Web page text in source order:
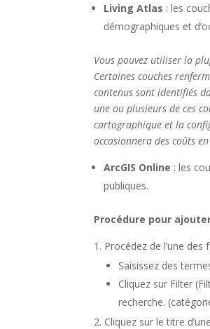
Living Atlas : les
démographiques et
Vous pouvez utiliser la
Certaines couches
contenus sont identifiés
une ou plusieurs de ces
cartographique et la
occasionnera des coûts
ArcGIS Online : les
publiques.
Procédure pour
Procédez de l’une
Saisissez des
Cliquez sur Filter
recherche.
Cliquez sur le titre